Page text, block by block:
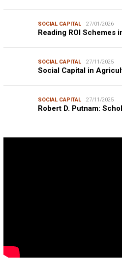
SOCIAL CAPITAL 27/01/2026
Reading ROI Schemes
SOCIAL CAPITAL 27/11/2025
Social Capital in
SOCIAL CAPITAL 27/11/2025
Robert D. Putnam: